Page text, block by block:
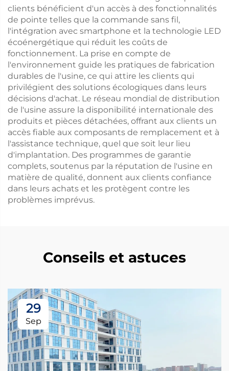
clients bénéficient d'un accès à des fonctionnalités
de pointe telles que la commande sans fil,
l'intégration avec smartphone et la technologie LED
écoénergétique qui réduit les coûts de
fonctionnement. La prise en compte de
l'environnement guide les pratiques de fabrication
durables de l'usine, ce qui attire les clients qui
privilégient des solutions écologiques dans leurs
décisions d'achat. Le réseau mondial de distribution
de l'usine assure la disponibilité internationale des
produits et pièces détachées, offrant aux clients un
accès fiable aux composants de remplacement et à
l'assistance technique, quel que soit leur lieu
d'implantation. Des programmes de garantie
complets, soutenus par la réputation de l'usine en
matière de qualité, donnent aux clients confiance
dans leurs achats et les protègent contre les
problèmes imprévus.
Conseils et astuces
29
Sep